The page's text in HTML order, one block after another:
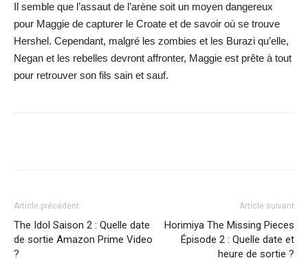
Il semble que l’assaut de l’arène soit un moyen dangereux
pour Maggie de capturer le Croate et de savoir où se trouve
Hershel. Cependant, malgré les zombies et les Burazi qu’elle,
Negan et les rebelles devront affronter, Maggie est prête à tout
pour retrouver son fils sain et sauf.
Article précédent
The Idol Saison 2 : Quelle date
de sortie Amazon Prime Video
?
Article suivant
Horimiya The Missing Pieces
Épisode 2 : Quelle date et
heure de sortie ?